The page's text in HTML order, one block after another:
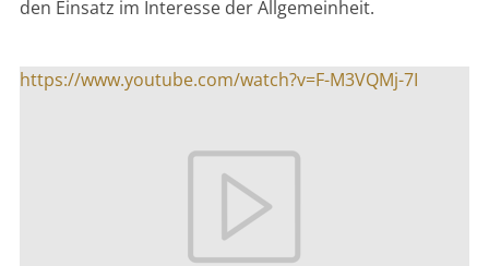
den Einsatz im Interesse der Allgemeinheit.
https://www.youtube.com/watch?v=F-M3VQMj-7I